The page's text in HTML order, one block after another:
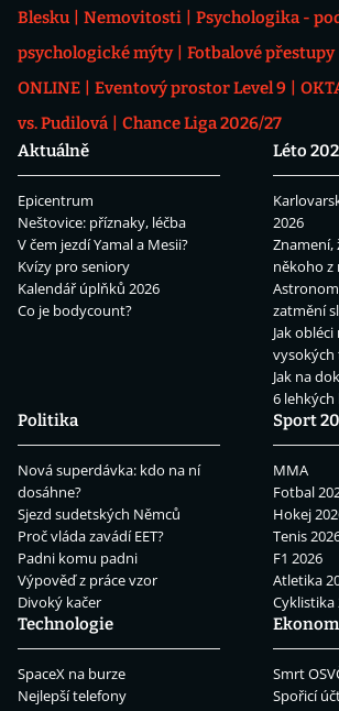
Blesku
Nemovitosti
Psychologika -
psychologické mýty
Fotbalové přestupy
ONLINE
Eventový prostor Level 9
vs. Pudilová
Chance Liga 2026/27
Aktuálně
Epicentrum
Neštovice: příznaky, léčba
V čem jezdí Yamal a Mesii?
Kvízy pro seniory
Kalendář úplňků 2026
Co je bodycount?
Léto
2026
Znamení,
někoho
zatmění
Jak
vysokých
Jak na
6 lehkých
Politika
Nová superdávka: kdo na ní
dosáhne?
Sjezd sudetských Němců
Proč vláda zavádí EET?
Padni komu padni
Výpověď z práce vzor
Divoký kačer
Sport
MMA
Fotbal
Hokej
Tenis
F1 2026
Atletika
Cyklistika
Technologie
SpaceX na burze
Nejlepší telefony
Smrt
Spořicí